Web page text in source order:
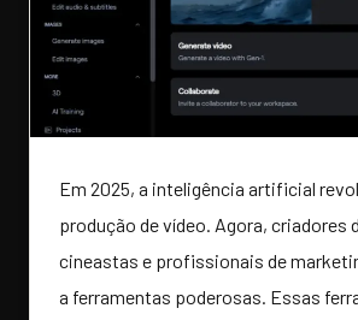
Em 2025, a inteligência artificial
produção de vídeo. Agora, criadores
cineastas e profissionais de
a ferramentas poderosas. Essas